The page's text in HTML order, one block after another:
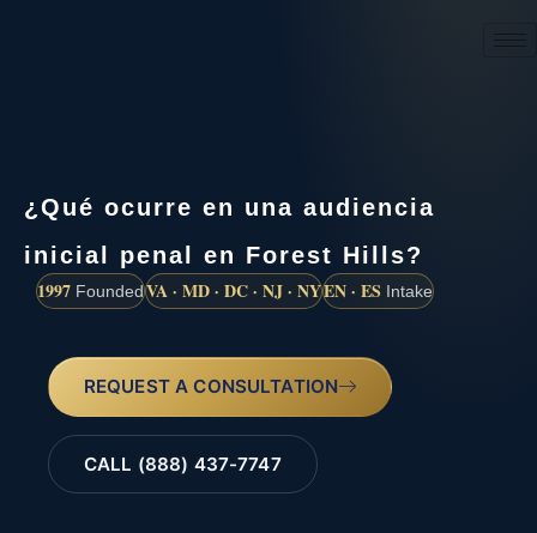
¿Qué ocurre en una audiencia
inicial penal en Forest Hills?
1997 FoundedVA · MD · DC · NJ · NYEN · ES Intake
REQUEST A CONSULTATION
CALL (888) 437-7747